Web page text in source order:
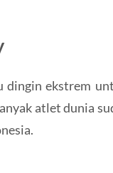
dingin ekstrem
atlet dunia